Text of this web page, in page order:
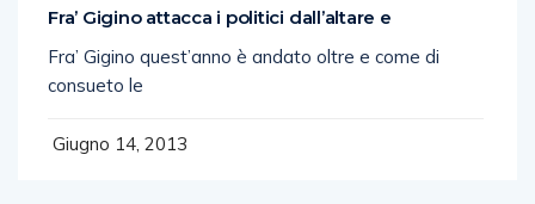
Fra’ Gigino attacca i politici dall’altare e
Fra’ Gigino quest’anno è andato oltre e come di
consueto le
Giugno 14, 2013